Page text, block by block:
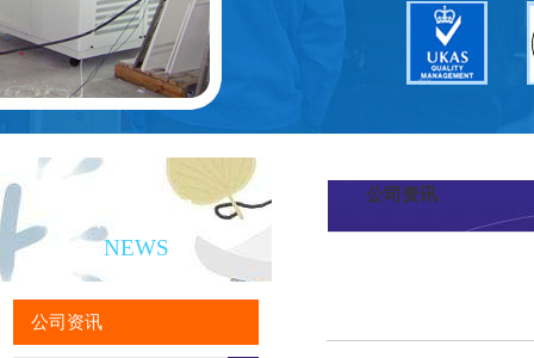
新闻资讯
NEWS
公司资讯
公司资讯